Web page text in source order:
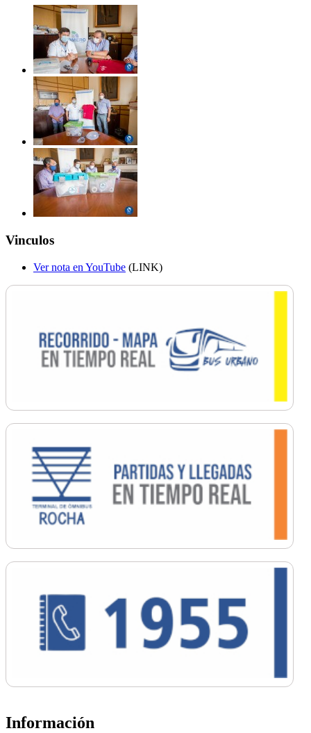
Vinculos
Ver nota en YouTube (LINK)
Información